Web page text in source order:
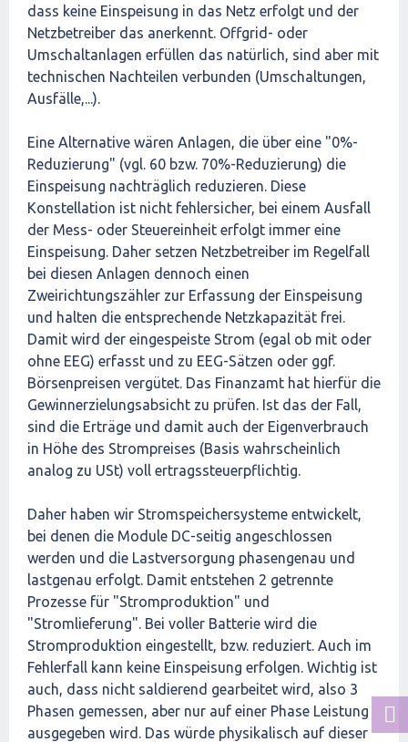
dass keine Einspeisung in das Netz erfolgt und der
Netzbetreiber das anerkennt. Offgrid- oder
Umschaltanlagen erfüllen das natürlich, sind aber mit
technischen Nachteilen verbunden (Umschaltungen,
Ausfälle,...).
Eine Alternative wären Anlagen, die über eine "0%-
Reduzierung" (vgl. 60 bzw. 70%-Reduzierung) die
Einspeisung nachträglich reduzieren. Diese
Konstellation ist nicht fehlersicher, bei einem Ausfall
der Mess- oder Steuereinheit erfolgt immer eine
Einspeisung. Daher setzen Netzbetreiber im Regelfall
bei diesen Anlagen dennoch einen
Zweirichtungszähler zur Erfassung der Einspeisung
und halten die entsprechende Netzkapazität frei.
Damit wird der eingespeiste Strom (egal ob mit oder
ohne EEG) erfasst und zu EEG-Sätzen oder ggf.
Börsenpreisen vergütet. Das Finanzamt hat hierfür die
Gewinnerzielungsabsicht zu prüfen. Ist das der Fall,
sind die Erträge und damit auch der Eigenverbrauch
in Höhe des Strompreises (Basis wahrscheinlich
analog zu USt) voll ertragssteuerpflichtig.
Daher haben wir Stromspeichersysteme entwickelt,
bei denen die Module DC-seitig angeschlossen
werden und die Lastversorgung phasengenau und
lastgenau erfolgt. Damit entstehen 2 getrennte
Prozesse für "Stromproduktion" und
"Stromlieferung". Bei voller Batterie wird die
Stromproduktion eingestellt, bzw. reduziert. Auch im
Fehlerfall kann keine Einspeisung erfolgen. Wichtig ist
auch, dass nicht saldierend gearbeitet wird, also 3
Phasen gemessen, aber nur auf einer Phase Leistung
ausgegeben wird. Das würde physikalisch auf dieser